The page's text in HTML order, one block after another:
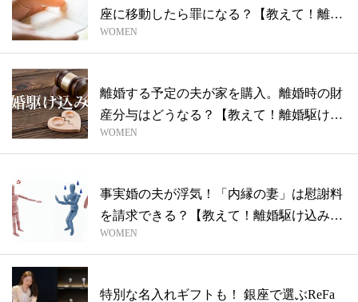
座に移動したら罪になる？【教えて！離婚
駆け...
WOMEN
離婚する予定の夫が家を購入。離婚時の財
産分与はどうなる？【教えて！離婚駆け込
み寺...
WOMEN
事実婚の夫が浮気！「内縁の妻」は慰謝料
を請求できる？【教えて！離婚駆け込み
寺】
WOMEN
特別な名入れギフトも！ 銀座で選ぶReFa